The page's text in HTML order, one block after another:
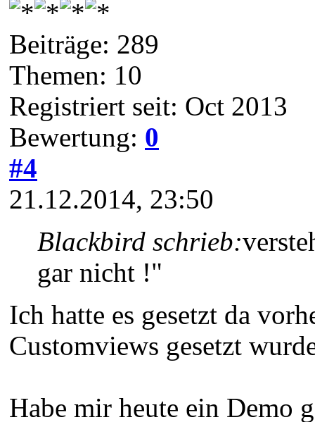
Beiträge: 289
Themen: 10
Registriert seit: Oct 2013
Bewertung: 0
#4
21.12.2014, 23:50
Blackbird schrieb:
gar nicht !"
Ich hatte es gesetzt da
Customviews gesetzt
Habe mir heute ein Demo